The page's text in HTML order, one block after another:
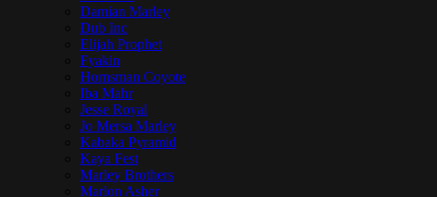
Damian Marley
Dub Inc
Elijah Prophet
Fyakin
Hornsman Coyote
Iba Mahr
Jesse Royal
Jo Mersa Marley
Kabaka Pyramid
Kaya Fest
Marley Brothers
Marlon Asher